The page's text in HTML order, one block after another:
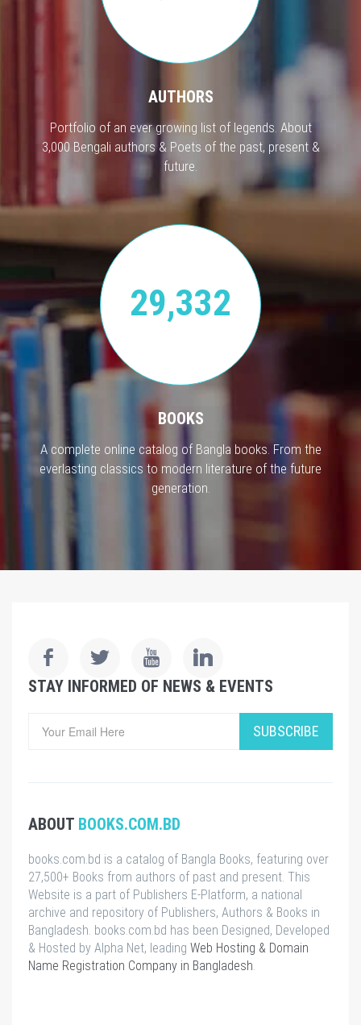
AUTHORS
Portfolio of an ever growing list of legends. About
3,000 Bengali authors & Poets of the past, present &
future.
29,332
BOOKS
A complete online catalog of Bangla books. From the
everlasting classics to modern literature of the future
generation.
STAY INFORMED OF NEWS & EVENTS
SUBSCRIBE
ABOUT BOOKS.COM.BD
books.com.bd is a catalog of Bangla Books, featuring over
27,500+ Books from authors of past and present. This
Website is a part of Publishers E-Platform, a national
archive and repository of Publishers, Authors & Books in
Bangladesh. books.com.bd has been Designed, Developed
& Hosted by Alpha Net, leading Web Hosting & Domain
Name Registration Company in Bangladesh